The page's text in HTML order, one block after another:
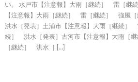
い。 水戸市【注意報】大雨［継続］ 雷［継
【注意報】大雨［継続］ 雷［継続］ 強風
洪水［発表］土浦市【注意報】大雨［継続
続］ 洪水［発表］古河市【注意報】大雨［
［継続］ 洪水［ […]